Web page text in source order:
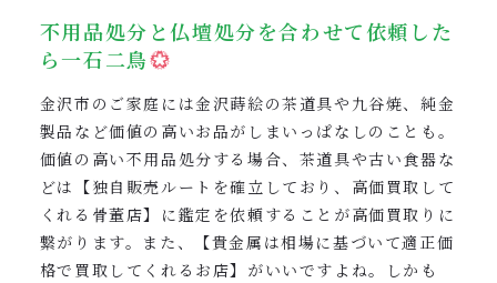
不用品処分と仏壇処分を合わせて依頼した
ら一石二鳥
金沢市のご家庭には金沢蒔絵の茶道具や九谷焼、純金
製品など価値の高いお品がしまいっぱなしのことも。
価値の高い不用品処分する場合、茶道具や古い食器な
どは【独自販売ルートを確立しており、高価買取して
くれる骨董店】に鑑定を依頼することが高価買取りに
繋がります。また、【貴金属は相場に基づいて適正価
格で買取してくれるお店】がいいですよね。しかも